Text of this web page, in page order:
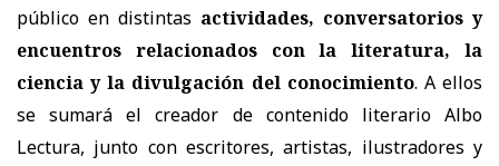
público en distintas actividades, conversatorios y
encuentros relacionados con la literatura, la
ciencia y la divulgación del conocimiento. A ellos
se sumará el creador de contenido literario Albo
Lectura, junto con escritores, artistas, ilustradores y